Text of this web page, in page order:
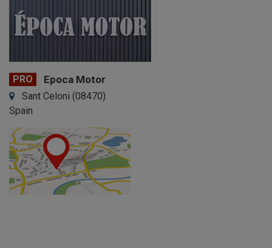
PRO Epoca Motor
Sant Celoni (08470)
Spain